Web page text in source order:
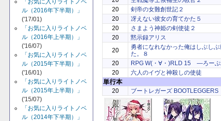
「お気に入りライトノベ
ル（2016年下半期）」
('17/01)
「お気に入りライトノベ
ル（2016年上半期）」
('16/07)
「お気に入りライトノベ
ル（2015年下半期）」
('16/01)
「お気に入りライトノベ
ル（2015年上半期）」
('15/07)
「お気に入りライトノベ
ル（2014年下半期）」
20
剣帝の女難創世記２
20
冴えない彼女の育てかた５
20
さまよう神姫の剣使徒２
20
黙示録アリス
20
勇者になれなかった俺はしぶし
た。８
20
RPG W(・∀・)RLD 15 ―ろー
20
六人のイヴと神殺しの使徒
単行本
20 ブートレガーズ BOOTLEGGERS